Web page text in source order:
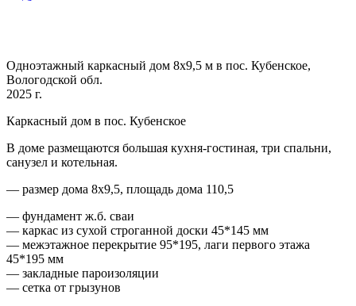
Одноэтажный каркасный дом 8х9,5 м в пос. Кубенское,
Вологодской обл.
2025 г.
Каркасный дом в пос. Кубенское
В доме размещаются большая кухня-гостиная, три спальни,
санузел и котельная.
— размер дома 8х9,5, площадь дома 110,5
— фундамент ж.б. сваи
— каркас из сухой строганной доски 45*145 мм
— межэтажное перекрытие 95*195, лаги первого этажа
45*195 мм
— закладные пароизоляции
— сетка от грызунов